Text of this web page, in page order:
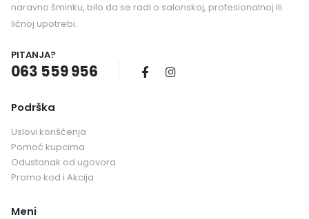
naravno šminku, bilo da se radi o salonskoj, profesionalnoj ili
ličnoj upotrebi.
PITANJA?
063 559 956
Podrška
Uslovi korišćenja
Pomoć kupcima
Odustanak od ugovora
Promo kod i Akcija
Meni